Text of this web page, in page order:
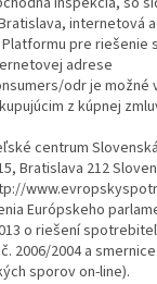
internetová
pre riešenie
adrese
odr je možné
z kúpnej
centrum
Bratislava 212
Európskeho
o riešení
2006/2004 a
sporov on-line).